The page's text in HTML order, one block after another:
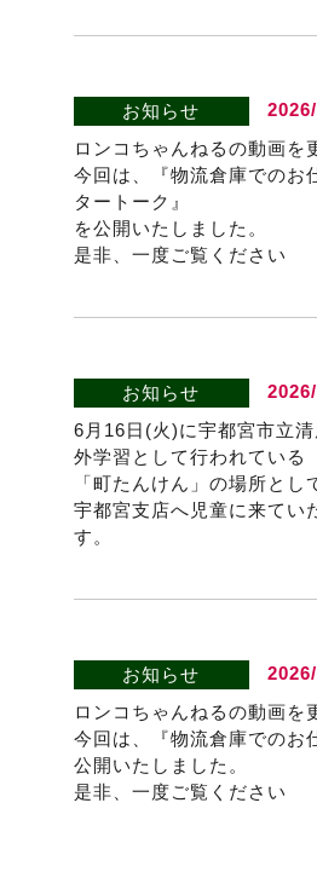
お知らせ
ロンコちゃんねるの動画を
今回は、『物流倉庫でのお
タートーク』
を公開いたしました。
是非、一度ご覧ください
お知らせ
6月16日(火)に宇都宮市立
外学習として行われている
「町たんけん」の場所とし
宇都宮支店へ児童に来てい
す。
お知らせ
ロンコちゃんねるの動画を
今回は、『物流倉庫でのお
公開いたしました。
是非、一度ご覧ください